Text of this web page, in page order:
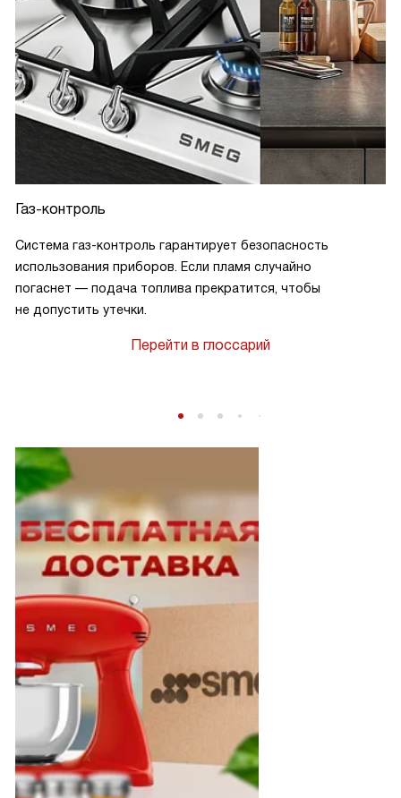
Газ-контроль
Система газ-контроль гарантирует безопасность
использования приборов. Если пламя случайно
погаснет — подача топлива прекратится, чтобы
не допустить утечки.
Перейти в глоссарий